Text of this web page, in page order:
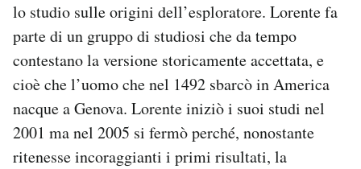
lo studio sulle origini dell’esploratore. Lorente fa
parte di un gruppo di studiosi che da tempo
contestano la versione storicamente accettata, e
cioè che l’uomo che nel 1492 sbarcò in America
nacque a Genova. Lorente iniziò i suoi studi nel
2001 ma nel 2005 si fermò perché, nonostante
ritenesse incoraggianti i primi risultati, la